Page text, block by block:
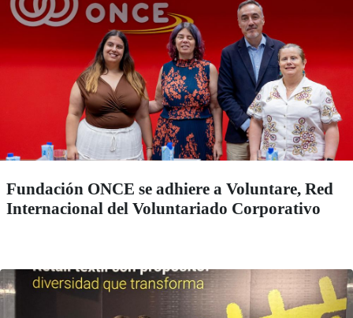
Fundación ONCE se adhiere a Voluntare, Red
Internacional del Voluntariado Corporativo